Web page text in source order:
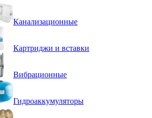
Канализационные
Картриджи и вставки
Вибрационные
Гидроаккумуляторы